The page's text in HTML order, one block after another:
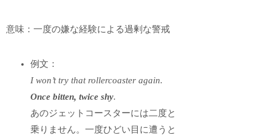
意味：一度の嫌な経験による過剰な警戒
例文：
I won’t try that rollercoaster again.
Once bitten, twice shy.
あのジェットコースターには二度と
乗りません。一度ひどい目に遭うと